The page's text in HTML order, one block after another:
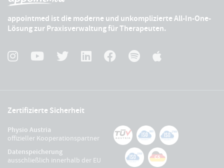
appointmed ist die moderne und unkomplizierte All-In-One-
Lösung zur Praxisverwaltung für Therapeuten.
Zertifizierte Sicherheit
Physio Austria
offizieller Kooperationspartner
Datenspeicherung
ausschließlich innerhalb der EU